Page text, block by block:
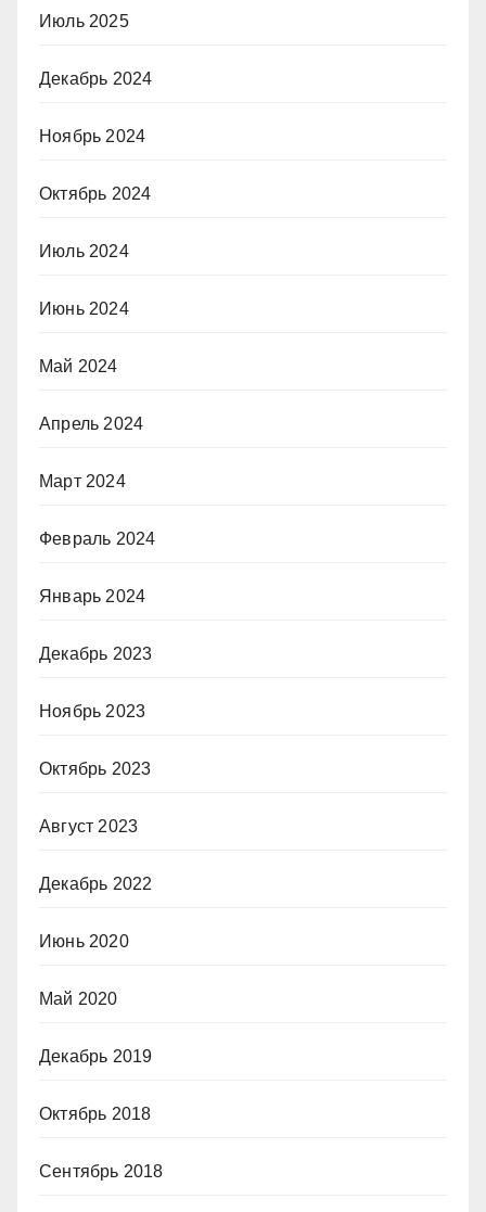
Июль 2025
Декабрь 2024
Ноябрь 2024
Октябрь 2024
Июль 2024
Июнь 2024
Май 2024
Апрель 2024
Март 2024
Февраль 2024
Январь 2024
Декабрь 2023
Ноябрь 2023
Октябрь 2023
Август 2023
Декабрь 2022
Июнь 2020
Май 2020
Декабрь 2019
Октябрь 2018
Сентябрь 2018